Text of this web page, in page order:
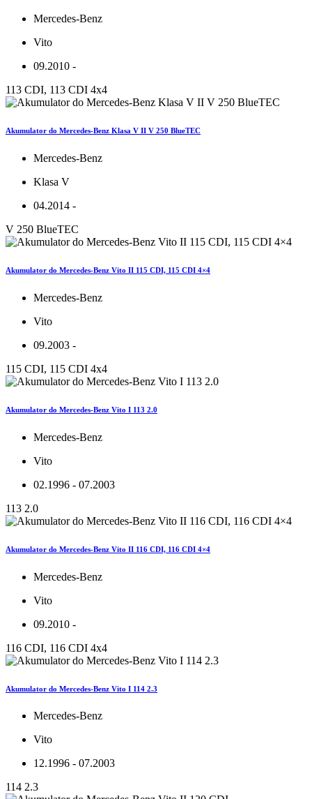
Mercedes-Benz
Vito
09.2010 -
113 CDI, 113 CDI 4x4
Akumulator do Mercedes-Benz Klasa V II V 250 BlueTEC
Mercedes-Benz
Klasa V
04.2014 -
V 250 BlueTEC
Akumulator do Mercedes-Benz Vito II 115 CDI, 115 CDI 4×4
Mercedes-Benz
Vito
09.2003 -
115 CDI, 115 CDI 4x4
Akumulator do Mercedes-Benz Vito I 113 2.0
Mercedes-Benz
Vito
02.1996 - 07.2003
113 2.0
Akumulator do Mercedes-Benz Vito II 116 CDI, 116 CDI 4×4
Mercedes-Benz
Vito
09.2010 -
116 CDI, 116 CDI 4x4
Akumulator do Mercedes-Benz Vito I 114 2.3
Mercedes-Benz
Vito
12.1996 - 07.2003
114 2.3